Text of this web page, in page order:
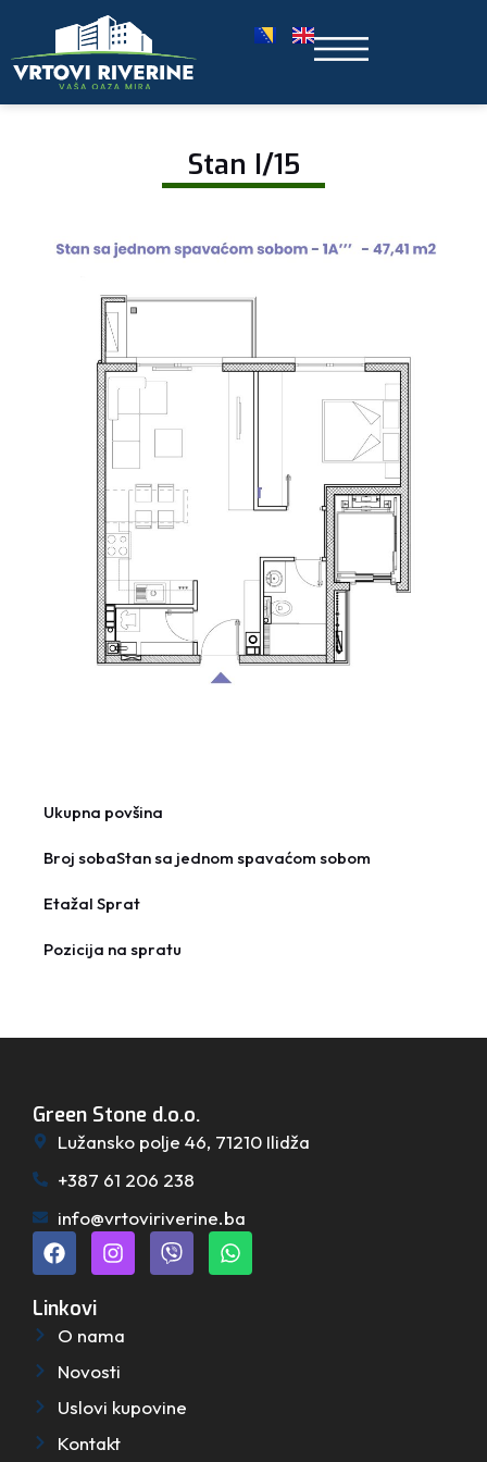
Stan I/15
Ukupna povšina
Broj sobaStan sa jednom spavaćom sobom
EtažaI Sprat
Pozicija na spratu
Green Stone d.o.o.
Lužansko polje 46, 71210 Ilidža
+387 61 206 238
info@vrtoviriverine.ba
Linkovi
O nama
Novosti
Uslovi kupovine
Kontakt